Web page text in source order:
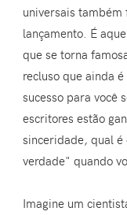
universais também
lançamento. É
que se torna
recluso que ainda
sucesso para você
escritores estão
sinceridade, qual é
verdade" quando
Imagine um